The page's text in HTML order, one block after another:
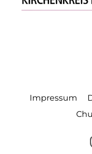
Impressum